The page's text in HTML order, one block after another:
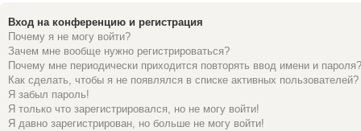
Вход на конференцию и регистрация
Почему я не могу войти?
Зачем мне вообще нужно регистрироваться?
Почему мне периодически приходится повторять ввод имени и пароля?
Как сделать, чтобы я не появлялся в списке активных пользователей?
Я забыл пароль!
Я только что зарегистрировался, но не могу войти!
Я давно зарегистрирован, но больше не могу войти!